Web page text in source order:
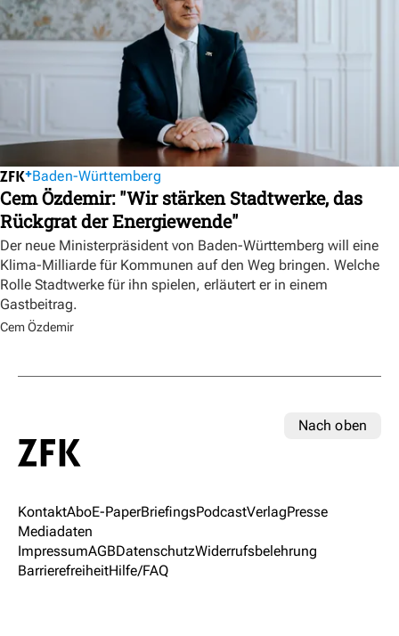
Baden-Württemberg
Cem Özdemir: "Wir stärken Stadtwerke, das
Rückgrat der Energiewende"
Der neue Ministerpräsident von Baden-Württemberg will eine
Klima-Milliarde für Kommunen auf den Weg bringen. Welche
Rolle Stadtwerke für ihn spielen, erläutert er in einem
Gastbeitrag.
Cem Özdemir
Nach oben
KontaktAboE-PaperBriefingsPodcastVerlagPresse
Mediadaten
ImpressumAGBDatenschutzWiderrufsbelehrung
BarrierefreiheitHilfe/FAQ